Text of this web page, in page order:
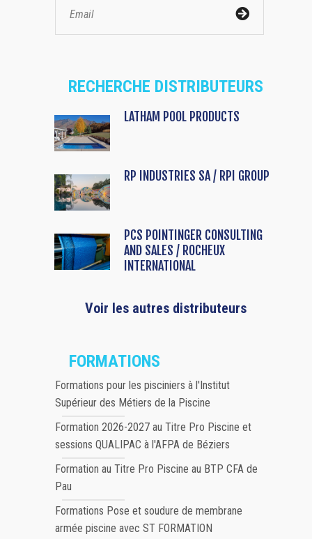
RECHERCHE DISTRIBUTEURS
LATHAM POOL PRODUCTS
RP INDUSTRIES SA / RPI GROUP
PCS POINTINGER CONSULTING
AND SALES / ROCHEUX
INTERNATIONAL
Voir les autres distributeurs
FORMATIONS
Formations pour les pisciniers à l'Institut
Supérieur des Métiers de la Piscine
Formation 2026-2027 au Titre Pro Piscine et
sessions QUALIPAC à l'AFPA de Béziers
Formation au Titre Pro Piscine au BTP CFA de
Pau
Formations Pose et soudure de membrane
armée piscine avec ST FORMATION